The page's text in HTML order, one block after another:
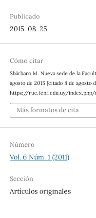
Publicado
2015-08-25
Cómo citar
Sbárbaro M. Nueva sede de la
agosto de 2015 [citado 8 de agosto
https://rue.fenf.edu.uy/
Más formatos de cita
Número
Vol. 6 Núm. 1 (2011)
Sección
Artículos originales